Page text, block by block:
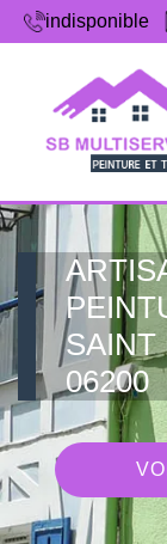
indisponible
SAINT
06200